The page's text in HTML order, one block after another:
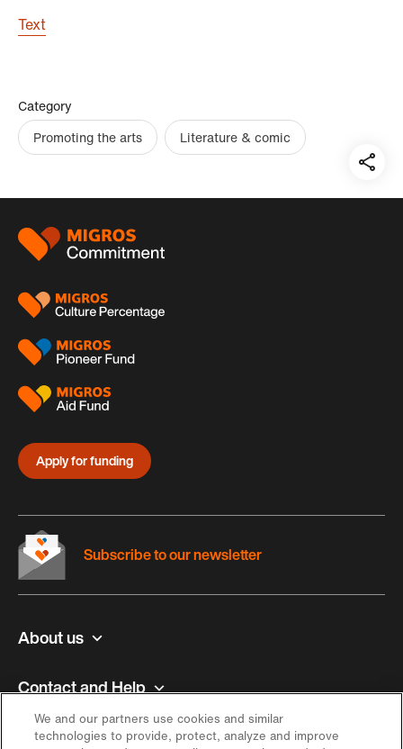
Text
Category
Promoting the arts
Literature & comic
auf:
Footer
Apply for funding
About us
Contact and Help
Inspiration
Subscribe to our newsletter
We and our partners use cookies and similar
technologies to provide, protect, analyze and improve